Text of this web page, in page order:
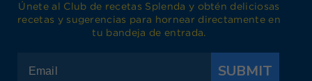
Únete al Club de recetas Splenda y obtén deliciosas
recetas y sugerencias para hornear directamente en
tu bandeja de entrada.
SUBMIT